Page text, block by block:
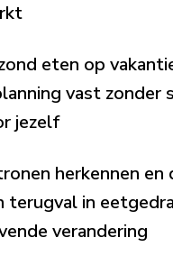
eten op
vast zonder
jezelf
herkennen en
terugval in
verandering